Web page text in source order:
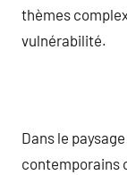
thèmes
vulnérabilité.
Dans le
contemporains